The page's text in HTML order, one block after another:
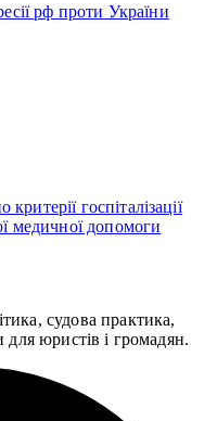
рф проти України
госпіталізації
медичної допомоги
судова практика,
для юристів і громадян.